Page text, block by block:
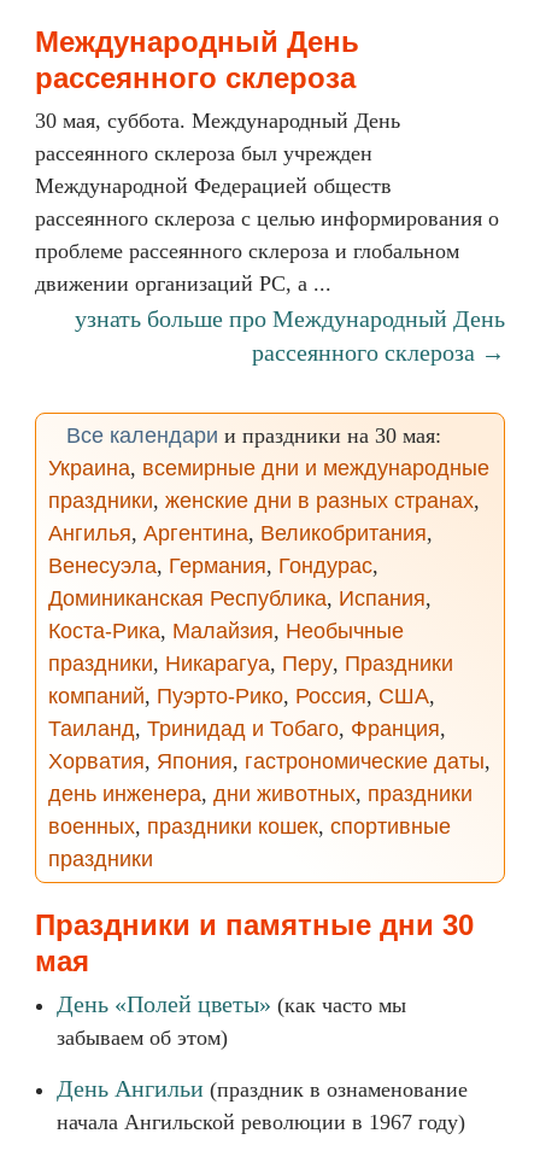
Международный День
рассеянного склероза
30 мая, суббота. Международный День
рассеянного склероза был учрежден
Международной Федерацией обществ
рассеянного склероза с целью информирования о
проблеме рассеянного склероза и глобальном
движении организаций РС, а ...
узнать больше про Международный День
рассеянного склероза →
Все календари и праздники на 30 мая:
Украина, всемирные дни и международные
праздники, женские дни в разных странах,
Ангилья, Аргентина, Великобритания,
Венесуэла, Германия, Гондурас,
Доминиканская Республика, Испания,
Коста-Рика, Малайзия, Необычные
праздники, Никарагуа, Перу, Праздники
компаний, Пуэрто-Рико, Россия, США,
Таиланд, Тринидад и Тобаго, Франция,
Хорватия, Япония, гастрономические даты,
день инженера, дни животных, праздники
военных, праздники кошек, спортивные
праздники
Праздники и памятные дни 30
мая
День «Полей цветы» (как часто мы
забываем об этом)
День Ангильи (праздник в ознаменование
начала Ангильской революции в 1967 году)